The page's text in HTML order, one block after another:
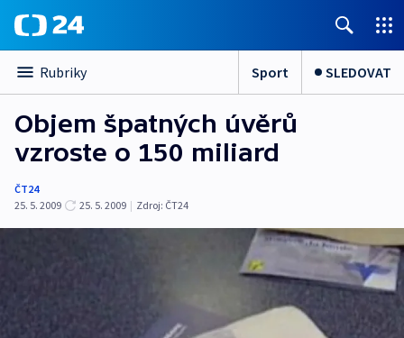
Rubriky Sport SLEDOVAT
Objem špatných úvěrů
vzroste o 150 miliard
ČT24
25. 5. 2009
25. 5. 2009 | Zdroj: ČT24